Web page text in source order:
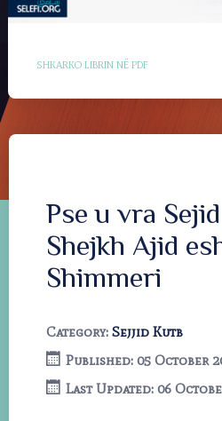
SHKARKO LIBRIN NË PDF
Pse u vra
Shejkh Ajid
Shimmeri
Category: Sejjid Kutb
Published: 05 October
Last Updated: 06